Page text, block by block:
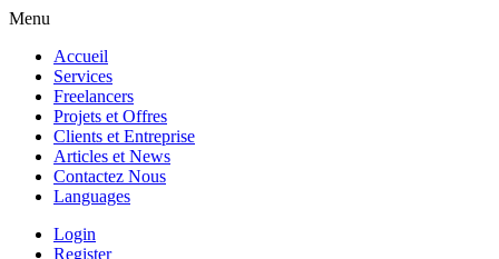
Menu
Accueil
Services
Freelancers
Projets et Offres
Clients et Entreprise
Articles et News
Contactez Nous
Languages
Login
Register